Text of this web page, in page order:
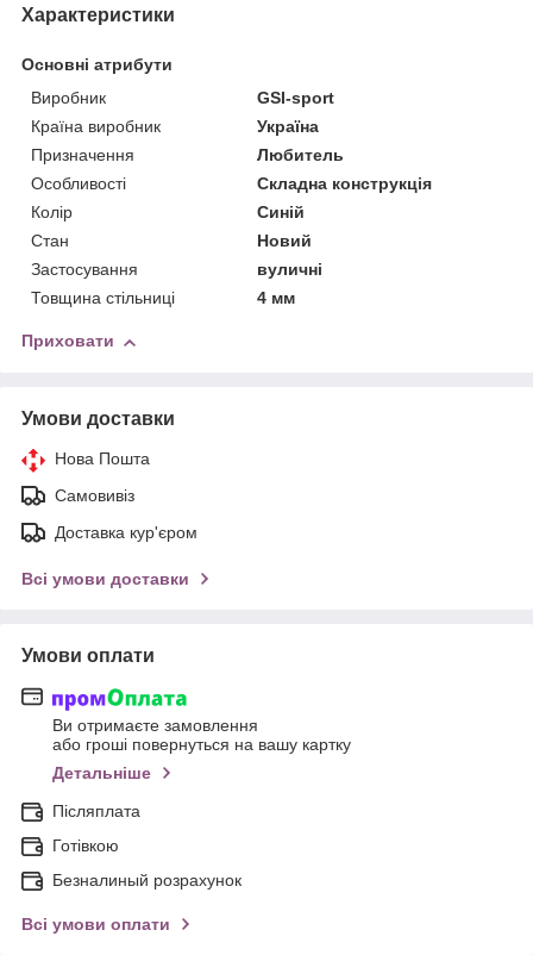
Характеристики
Основні атрибути
Виробник
GSI-sport
Країна виробник
Україна
Призначення
Любитель
Особливості
Складна конструкція
Колір
Синій
Стан
Новий
Застосування
вуличні
Товщина стільниці
4 мм
Приховати
Умови доставки
Нова Пошта
Самовивіз
Доставка кур'єром
Всі умови доставки
Умови оплати
Ви отримаєте замовлення
або гроші повернуться на вашу картку
Детальніше
Післяплата
Готівкою
Безналиный розрахунок
Всі умови оплати